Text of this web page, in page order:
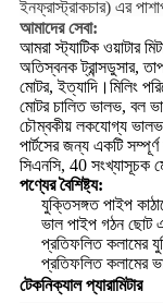
ইনফ্রাস্ট্রাকচার) এর
আমাদের সেবা:
আমরা স্ট্যাটিক ওয়াটার
অতিস্বনক ট্রান্সডুসার,
মোটর, ইত্যাদি।মিলিং
মোটর চালিত ভালভ, বল
চৌম্বকীয় লকযোগ্য ভালভ
পার্টসের জন্য একটি
সিএনসি, 40 সংখ্যাসূচক
পণ্যের বৈশিষ্ট্য:
যুক্তিসঙ্গত পাইপ
ভাল পাইপ গঠন ছোট
প্রতিফলিত কলামের
প্রতিফলিত কলামের
টেকনিক্যাল প্যারামিটার